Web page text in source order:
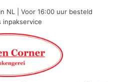
NL | Voor 16:00 uur besteld
inpakservice